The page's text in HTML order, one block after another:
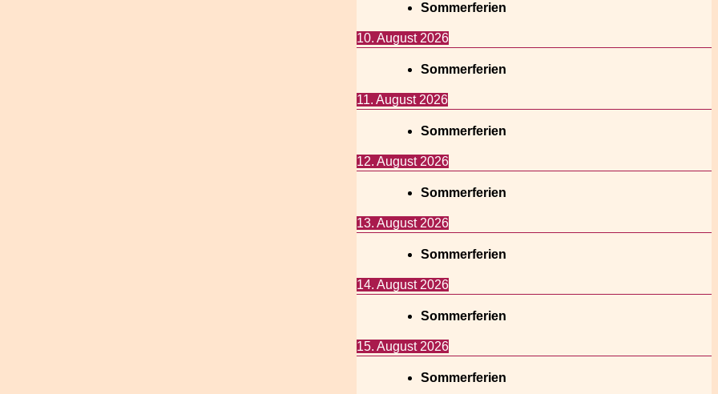
Sommerferien
10. August 2026
Sommerferien
11. August 2026
Sommerferien
12. August 2026
Sommerferien
13. August 2026
Sommerferien
14. August 2026
Sommerferien
15. August 2026
Sommerferien